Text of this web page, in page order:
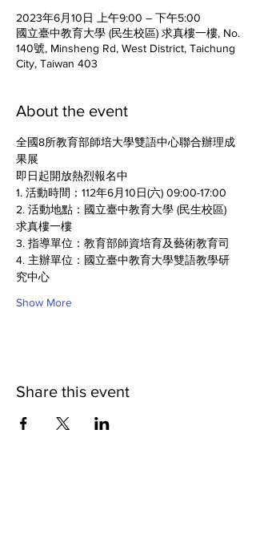
2023年6月10日 上午9:00 – 下午5:00
國立臺中教育大學 (民生校區) 求真樓一樓, No.
140號, Minsheng Rd, West District, Taichung
City, Taiwan 403
About the event
全國8所教育部師培大學雙語中心聯合辦理成
果展
即日起開放熱烈報名中
1. 活動時間：112年6月10日(六) 09:00-17:00
2. 活動地點：國立臺中教育大學 (民生校區)
求真樓一樓
3. 指導單位：教育部師資培育及藝術教育司
4. 主辦單位：國立臺中教育大學雙語教學研
究中心
Show More
Share this event